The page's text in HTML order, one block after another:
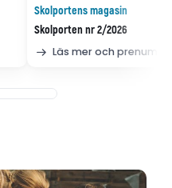
Skolportens magasin
Skolporten nr 2/2026
Läs mer och